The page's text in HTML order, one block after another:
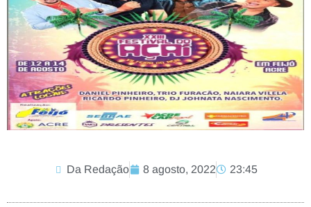
Da Redação 8 agosto, 2022 23:45